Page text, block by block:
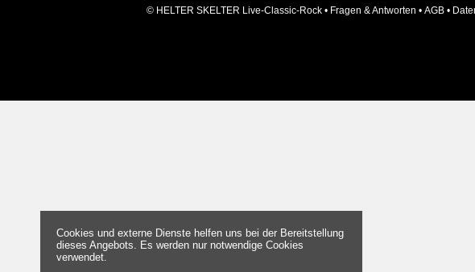
© HELTER SKELTER Live-Classic-Rock • Fragen & Antworten • AGB •
Cookies und externe Dienste helfen uns bei der Bereitstellung
dieses Angebots. Es werden nur notwendige Cookies
verwendet.